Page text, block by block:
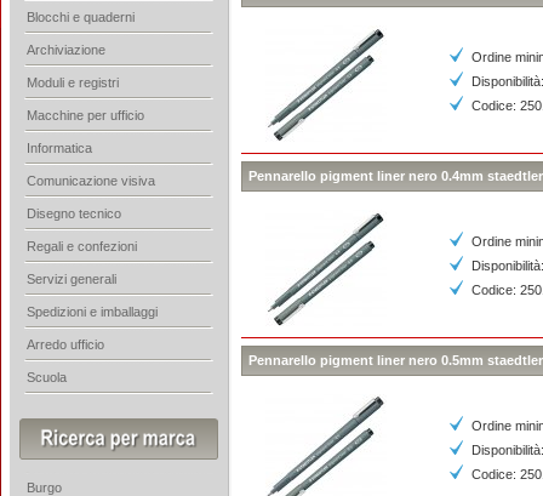
Ordine
Codice:
Pennarello pigment liner nero 0.4mm staedtler
Ordine
Codice:
Pennarello pigment liner nero 0.5mm staedtler
Ordine
Codice:
Blocchi e quaderni
Archiviazione
Moduli e registri
Macchine per ufficio
Informatica
Comunicazione visiva
Disegno tecnico
Regali e confezioni
Servizi generali
Spedizioni e imballaggi
Arredo ufficio
Scuola
Burgo